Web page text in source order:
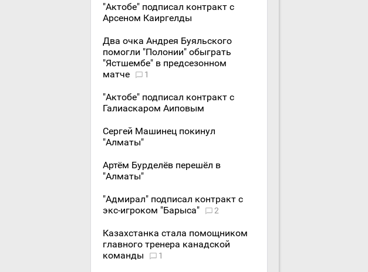
"Актобе" подписал контракт с
Арсеном Каиргелды
Два очка Андрея Буяльского
помогли "Полонии" обыграть
"Ястшембе" в предсезонном
матче
1
"Актобе" подписал контракт с
Галиаскаром Аиповым
Сергей Машинец покинул
"Алматы"
Артём Бурделёв перешёл в
"Алматы"
"Адмирал" подписал контракт с
экс-игроком "Барыса"
2
Казахстанка стала помощником
главного тренера канадской
команды
1